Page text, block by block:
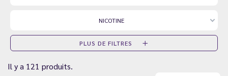
NICOTINE
PLUS DE FILTRES
Il y a 121 produits.